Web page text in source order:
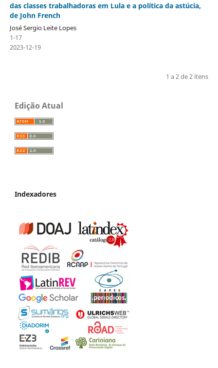
das classes trabalhadoras em Lula e a política da astúcia,
de John French
José Sergio Leite Lopes
1-17
2023-12-19
1 a 2 de 2 itens
Edição Atual
Indexadores